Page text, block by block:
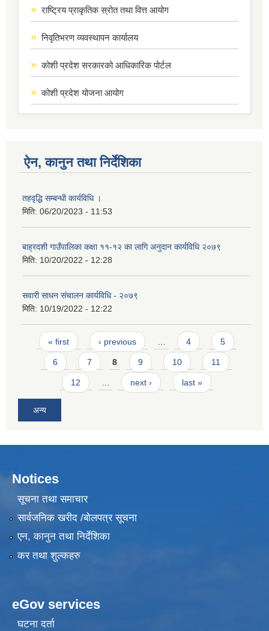
राष्ट्रिय प्राकृतिक स्रोत तथा वित्त आयोग
निवृतिभरण व्यवस्थापन कार्यालय
कोशी प्रदेश सरकारको आधिकारिक पोर्टल
कोशी प्रदेश योजना आयोग
ऐन, कानुन तथा निर्देशिका
तहवृद्धि सम्बन्धी कार्यविधि ।
मिति: 06/20/2023 - 11:53
बाह्रदशी गाउँपालिका कक्षा ११-१२ का लागि अनुदान कार्यविधि २०७९
मिति: 10/20/2022 - 12:28
सवारी साधन संचालन कार्यविधि - २०७९
मिति: 10/19/2022 - 12:22
Pages
« first ‹ previous 4 5
6 7 8 9 10 11
12 next › last »
अन्य
Notices
सूचना तथा समाचार
सार्वजनिक खरीद /बोलपत्र सूचना
एन, कानुन तथा निर्देशिका
कर तथा शुल्कहरु
eGov services
घटना दर्ता